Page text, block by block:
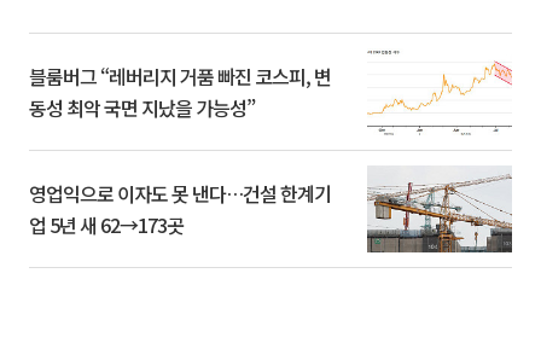
블룸버그 “레버리지 거품 빠진 코스피, 변
동성 최악 국면 지났을 가능성”
영업익으로 이자도 못 낸다…건설 한계기
업 5년 새 62→173곳